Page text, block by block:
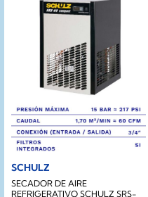
SCHULZ
SECADOR DE AIRE
REFRIGERATIVO SCHULZ SRS-